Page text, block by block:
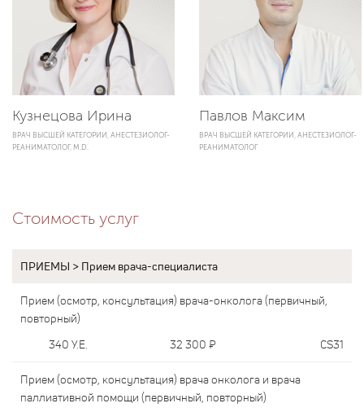
Кузнецова Ирина
ВРАЧ ВЫСШЕЙ КАТЕГОРИИ, АНЕСТЕЗИОЛОГ-
РЕАНИМАТОЛОГ, M.D.
Павлов Максим
ВРАЧ ВЫСШЕЙ КАТЕГОРИИ, АНЕСТЕЗИОЛОГ-
РЕАНИМАТОЛОГ
Стоимость услуг
ПРИЕМЫ > Прием врача-специалиста
Прием (осмотр, консультация) врача-онколога (первичный,
повторный)
340 У.Е. 32 300 ₽ CS31
Прием (осмотр, консультация) врача онколога и врача
паллиативной помощи (первичный, повторный)